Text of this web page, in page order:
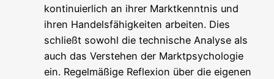
kon­ti­nu­ier­lich an ihrer Markt­kennt­nis und
ihren Han­dels­fä­hig­kei­ten arbei­ten. Dies
schließt sowohl die tech­ni­sche Ana­ly­se als
auch das Ver­ste­hen der Markt­psy­cho­lo­gie
ein. Regel­mä­ßi­ge Refle­xi­on über die eige­nen